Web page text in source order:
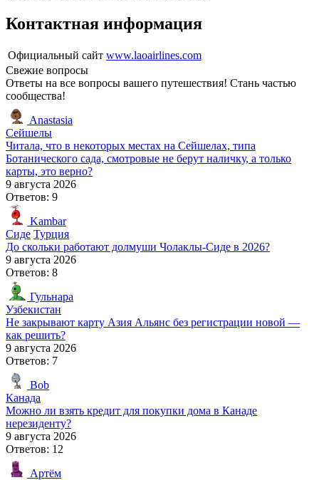
Контактная информация
Официальный сайт www.laoairlines.com
Свежие вопросы
Ответы на все вопросы вашего путешествия! Стань частью
сообщества!
Anastasia
Сейшелы
Читала, что в некоторых местах на Сейшелах, типа
Ботанического сада, смотровые не берут наличку, а только
карты, это верно?
9 августа 2026
Ответов: 9
Kambar
Сиде Турция
До скольки работают долмуши Чолаклы-Сиде в 2026?
9 августа 2026
Ответов: 8
Гульнара
Узбекистан
Не закрывают карту Азия Альянс без регистрации новой —
как решить?
9 августа 2026
Ответов: 7
Bob
Канада
Можно ли взять кредит для покупки дома в Канаде
нерезиденту?
9 августа 2026
Ответов: 12
Артём